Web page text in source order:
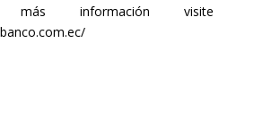
información visite